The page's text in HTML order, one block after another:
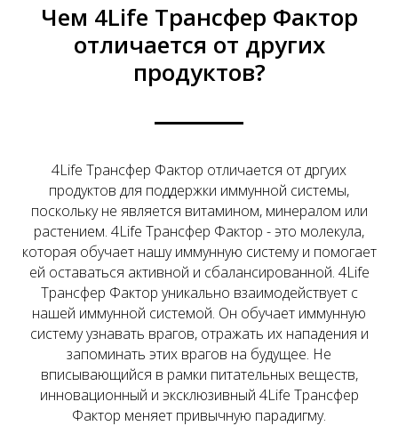
Чем 4Life Трансфер Фактор
отличается от других
продуктов?
4Life Трансфер Фактор отличается от дргуих
продуктов для поддержки иммунной системы,
поскольку не является витамином, минералом или
растением. 4Life Трансфер Фактор - это молекула,
которая обучает нашу иммунную систему и помогает
ей оставаться активной и сбалансированной. 4Life
Трансфер Фактор уникально взаимодействует с
нашей иммунной системой. Он обучает иммунную
систему узнавать врагов, отражать их нападения и
запоминать этих врагов на будущее. Не
вписывающийся в рамки питательных веществ,
инновационный и эксклюзивный 4Life Трансфер
Фактор меняет привычную парадигму.